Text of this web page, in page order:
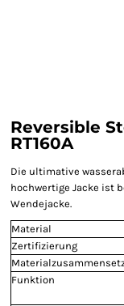
Reversible
RT160A
Die ultimative
hochwertige Jacke ist
Wendejacke.
Material
Zertifizierung
Funktion